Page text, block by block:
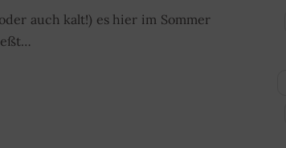
auch kalt!) es hier im Sommer